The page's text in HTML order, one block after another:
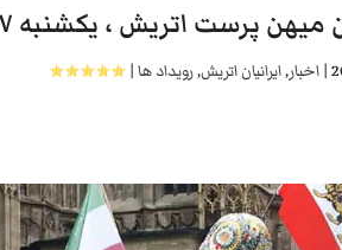
پرست اتریش ، یکشنبه ۷ یونی ۲۰۲۶
|اخبار,ایرانیان اتریش,رویداد ها|